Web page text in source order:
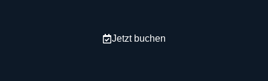
Jetzt buchen